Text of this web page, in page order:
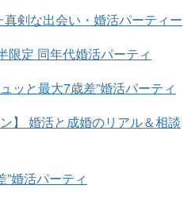
剣な出会い・婚活パーティー
限定 同年代婚活パーティ
ッと最大7歳差”婚活パーティ
】 婚活と成婚のリアル＆相談
婚活パーティ